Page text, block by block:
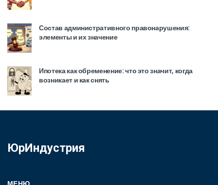
Состав административного правонарушения:
элементы и их значение
Ипотека как обременение: что это значит, когда
возникает и как снять
ЮрИндустрия